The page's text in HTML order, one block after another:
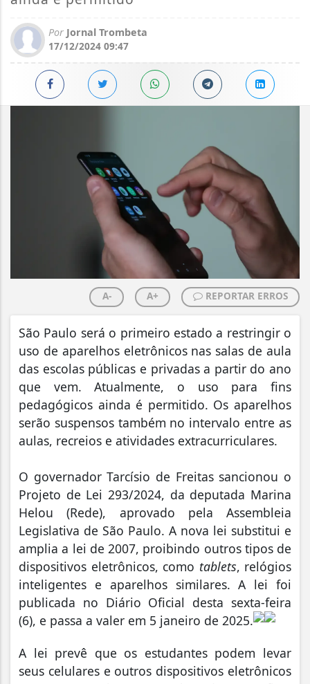
Por Jornal Trombeta
17/12/2024 09:47
A- A+ REPORTAR ERROS
São Paulo será o primeiro estado a restringir o
uso de aparelhos eletrônicos nas salas de aula
das escolas públicas e privadas a partir do ano
que vem. Atualmente, o uso para fins
pedagógicos ainda é permitido. Os aparelhos
serão suspensos também no intervalo entre as
aulas, recreios e atividades extracurriculares.
O governador Tarcísio de Freitas sancionou o
Projeto de Lei 293/2024, da deputada Marina
Helou (Rede), aprovado pela Assembleia
Legislativa de São Paulo. A nova lei substitui e
amplia a lei de 2007, proibindo outros tipos de
dispositivos eletrônicos, como tablets, relógios
inteligentes e aparelhos similares. A lei foi
publicada no Diário Oficial desta sexta-feira
(6), e passa a valer em 5 janeiro de 2025.
A lei prevê que os estudantes podem levar
seus celulares e outros dispositivos eletrônicos